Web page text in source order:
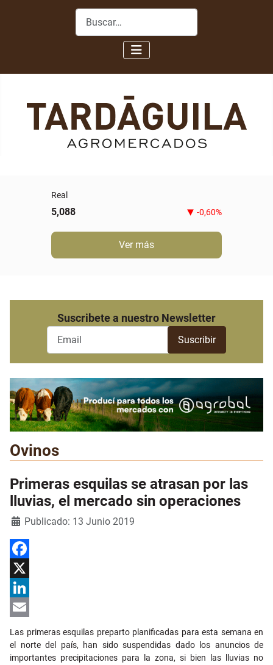
Buscar
Real
5,088 -0,60%
Ver más
Suscribete a nuestro Newsletter
Ovinos
Primeras esquilas se atrasan por las
lluvias, el mercado sin operaciones
DetallesPublicado: 13 Junio 2019
Facebook
X
LinkedIn
Las primeras esquilas preparto planificadas para esta semana en
el norte del país, han sido suspendidas dado los anuncios de
importantes precipitaciones para la zona, si bien las lluvias no